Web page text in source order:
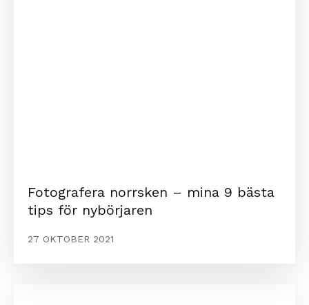
Fotografera norrsken – mina 9 bästa
tips för nybörjaren
27 OKTOBER 2021